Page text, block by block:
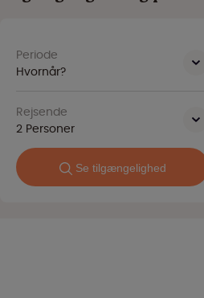
Periode
Hvornår?
Rejsende
2 Personer
Se tilgængelighed